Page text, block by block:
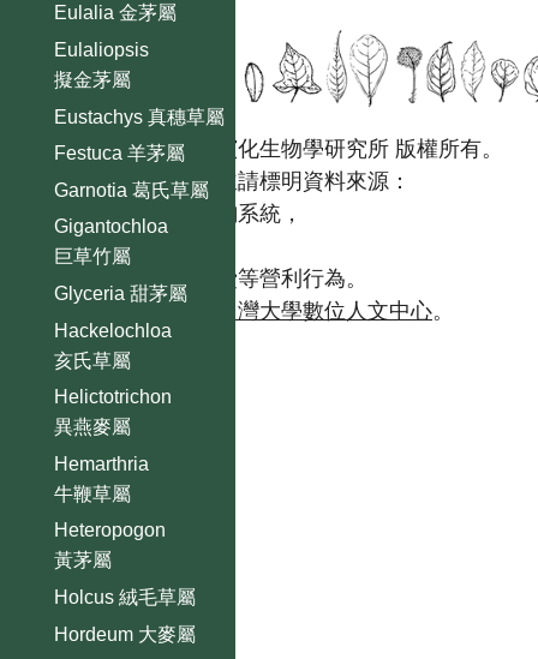
Eulalia 金茅屬
Eulaliopsis
擬金茅屬
Eustachys 真穗草屬
Festuca 羊茅屬
Garnotia 葛氏草屬
Gigantochloa
巨草竹屬
Glyceria 甜茅屬
Hackelochloa
亥氏草屬
Helictotrichon
異燕麥屬
Hemarthria
牛鞭草屬
Heteropogon
黃茅屬
Holcus 絨毛草屬
Hordeum 大麥屬
國立台灣大學生態學與演化生物學研究所 版權所有。
歡迎引用本網站資料，並請標明資料來源：
【台灣植物資訊整合查詢系統，
https://tai2.ntu.edu.tw。】
且不得有收取資料查詢費等營利行為。
如需商業使用，請聯繫
台灣大學數位人文中心。